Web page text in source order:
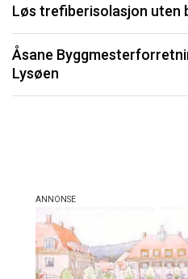
Løs trefiberisolasjon uten
Åsane
Lysøen